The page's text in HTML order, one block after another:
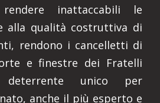
inattaccabili le
alla qualità costruttiva di
rendono i cancelletti di
e finestre dei Fratelli
unico per
anche il più esperto e